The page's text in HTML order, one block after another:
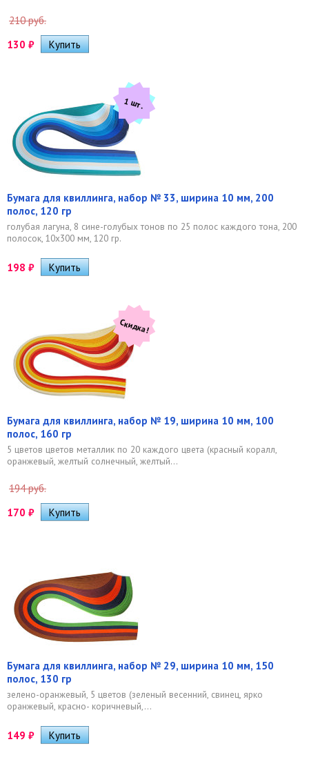
210 руб.
130 ₽
1 шт.
Бумага для квиллинга, набор № 33, ширина 10 мм, 200
полос, 120 гр
голубая лагуна, 8 сине-голубых тонов по 25 полос каждого тона, 200
полосок, 10х300 мм, 120 гр.
198 ₽
Скидка!
Бумага для квиллинга, набор № 19, ширина 10 мм, 100
полос, 160 гр
5 цветов цветов металлик по 20 каждого цвета (красный коралл,
оранжевый, желтый солнечный, желтый...
194 руб.
170 ₽
Бумага для квиллинга, набор № 29, ширина 10 мм, 150
полос, 130 гр
зелено-оранжевый, 5 цветов (зеленый весенний, свинец, ярко
оранжевый, красно- коричневый,...
149 ₽